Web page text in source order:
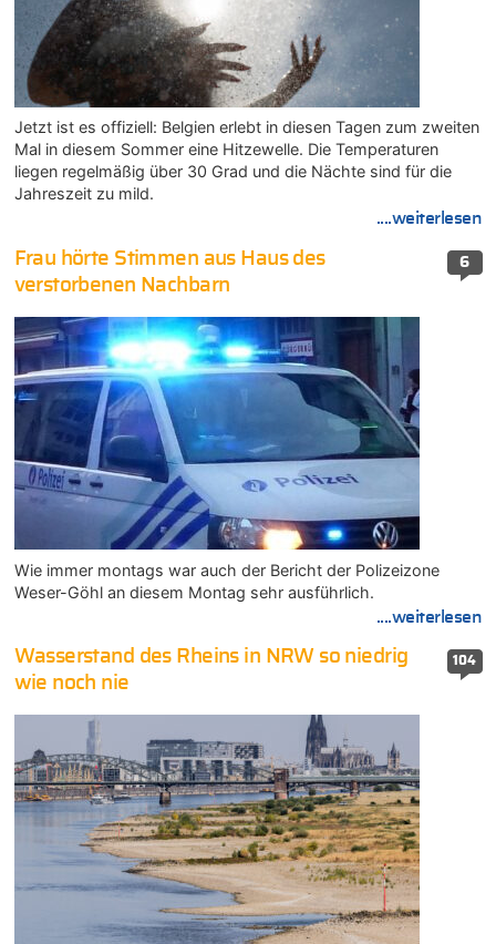
Jetzt ist es offiziell: Belgien erlebt in diesen Tagen zum zweiten
Mal in diesem Sommer eine Hitzewelle. Die Temperaturen
liegen regelmäßig über 30 Grad und die Nächte sind für die
Jahreszeit zu mild.
....weiterlesen
6
Frau hörte Stimmen aus Haus des
verstorbenen Nachbarn
Wie immer montags war auch der Bericht der Polizeizone
Weser-Göhl an diesem Montag sehr ausführlich.
....weiterlesen
104
Wasserstand des Rheins in NRW so niedrig
wie noch nie